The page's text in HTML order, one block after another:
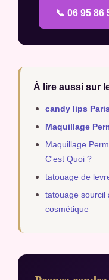
📞 06 95 86
À lire aussi sur
candy lips Paris
Maquillage
Maquillage
C'est Quoi ?
tatouage de
tatouage sourcil
cosmétique